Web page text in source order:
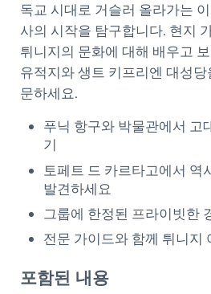
독교 시대로 거슬러 올라가는
사의 시작을 탐구합니다. 현지
튀니지의 문화에 대해 배우고
유적지와 생트 키프리엔 대성
문하세요.
푸닉 항구와 박물관에서 고
기
토페트 드 카르타고에서 역
발견하세요
그룹에 한정된 프라이빗한
전문 가이드와 함께 튀니지
포함된 내용